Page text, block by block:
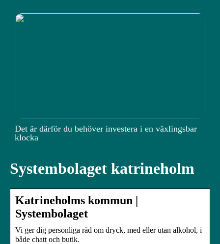
Det är därför du behöver investera i en växlingsbar
klocka
Systembolaget katrineholm
Katrineholms kommun |
Systembolaget
Vi ger dig personliga råd om dryck, med eller utan alkohol, i
både chatt och butik.